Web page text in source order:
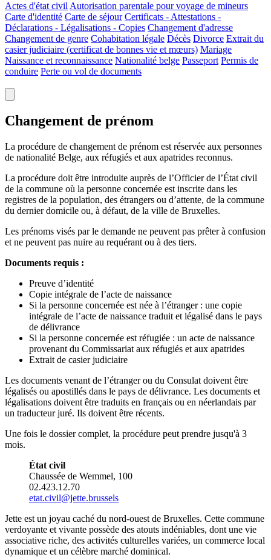
Actes d'état civil Autorisation parentale pour voyage de mineurs
Carte d'identité Carte de séjour Certificats - Attestations -
Déclarations - Légalisations - Copies Changement d'adresse
Changement de genre Cohabitation légale Décès Divorce Extrait du
casier judiciaire (certificat de bonnes vie et mœurs) Mariage
Naissance et reconnaissance Nationalité belge Passeport Permis de
conduire Perte ou vol de documents
Changement de prénom
La procédure de changement de prénom est réservée aux personnes
de nationalité Belge, aux réfugiés et aux apatrides reconnus.
La procédure doit être introduite auprès de l’Officier de l’État civil
de la commune où la personne concernée est inscrite dans les
registres de la population, des étrangers ou d’attente, de la commune
du dernier domicile ou, à défaut, de la ville de Bruxelles.
Les prénoms visés par le demande ne peuvent pas prêter à confusion
et ne peuvent pas nuire au requérant ou à des tiers.
Documents requis :
Preuve d’identité
Copie intégrale de l’acte de naissance
Si la personne concernée est née à l’étranger : une copie
intégrale de l’acte de naissance traduit et légalisé dans le pays
de délivrance
Si la personne concernée est réfugiée : un acte de naissance
provenant du Commissariat aux réfugiés et aux apatrides
Extrait de casier judiciaire
Les documents venant de l’étranger ou du Consulat doivent être
légalisés ou apostillés dans le pays de délivrance. Les documents et
légalisations doivent être traduits en français ou en néerlandais par
un traducteur juré. Ils doivent être récents.
Une fois le dossier complet, la procédure peut prendre jusqu'à 3
mois.
État civil
Chaussée de Wemmel, 100
02.423.12.70
etat.civil@jette.brussels
Jette est un joyau caché du nord-ouest de Bruxelles. Cette commune
verdoyante et vivante possède des atouts indéniables, dont une vie
associative riche, des activités culturelles variées, un commerce local
dynamique et un célèbre marché dominical.